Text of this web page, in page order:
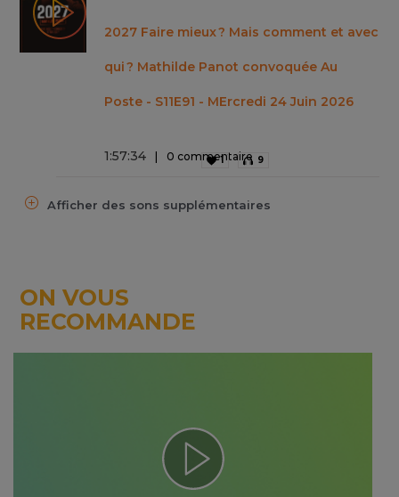
2027 Faire mieux ? Mais comment et avec
qui ? Mathilde Panot convoquée Au
Poste - S11E91 - MErcredi 24 Juin 2026
1:57:34 0 commentaire
1 9
Afficher des sons supplémentaires
ON VOUS
RECOMMANDE